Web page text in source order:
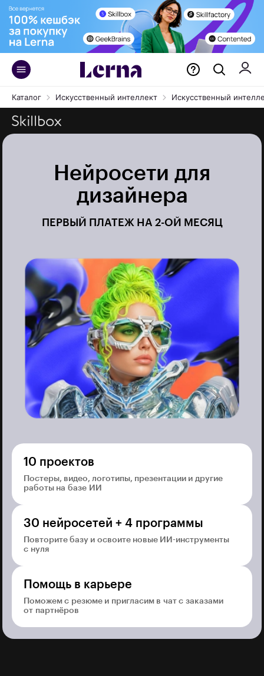
Каталог Искусственный интеллект Искусственный
Нейросети для
дизайнера
ПЕРВЫЙ ПЛАТЕЖ НА 2-ОЙ МЕСЯЦ
10 проектов
Постеры, видео, логотипы, презентации и другие
работы на базе ИИ
30 нейросетей + 4 программы
Повторите базу и освоите новые ИИ-инструменты
с нуля
Помощь в карьере
Поможем с резюме и пригласим в чат с заказами
от партнёров